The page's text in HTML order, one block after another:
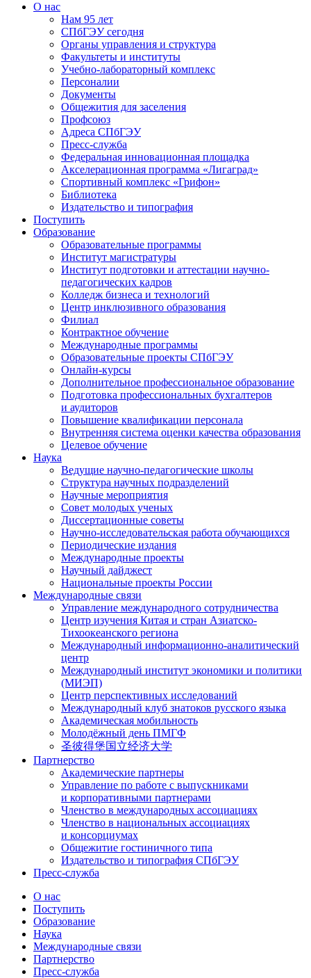
О нас
Нам 95 лет
СПбГЭУ сегодня
Органы управления и структура
Факультеты и институты
Учебно-лабораторный комплекс
Персоналии
Документы
Общежития для заселения
Профсоюз
Адреса СПбГЭУ
Пресс-служба
Федеральная инновационная площадка
Акселерационная программа «Лигаград»­­
Спортивный комплекс «Грифон»
Библиотека
Издательство и типография
Поступить
Образование
Образовательные программы
Институт магистратуры
Институт подготовки и аттестации научно-
педагогических кадров
Колледж бизнеса и технологий
Центр инклюзивного образования
Филиал
Контрактное обучение
Международные программы
Образовательные проекты СПбГЭУ
Онлайн-курсы
Дополнительное профессиональное образование
Подготовка профессиональных бухгалтеров
и аудиторов
Повышение квалификации персонала
Внутренняя система оценки качества образования
Целевое обучение
Наука
Ведущие научно-педагогические школы
Структура научных подразделений
Научные мероприятия
Совет молодых ученых
Диссертационные советы
Научно-исследовательская работа обучающихся
Периодические издания
Международные проекты
Научный дайджест
Национальные проекты России
Международные связи
Управление международного сотрудничества
Центр изучения Китая и стран Азиатско-
Тихоокеанского региона
Международный информационно-аналитический
центр
Международный институт экономики и политики
(МИЭП)
Центр перспективных исследований
Международный клуб знатоков русского языка
Академическая мобильность
Молодёжный день ПМГФ
圣彼得堡国立经济大学
Партнерство
Академические партнеры
Управление по работе с выпускниками
и корпоративными партнерами
Членство в международных ассоциациях
Членство в национальных ассоциациях
и консорциумах
Общежитие гостиничного типа
Издательство и типография СПбГЭУ
Пресс-служба
О нас
Поступить
Образование
Наука
Международные связи
Партнерство
Пресс-служба